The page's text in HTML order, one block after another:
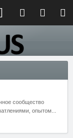
сообщество
опытом...